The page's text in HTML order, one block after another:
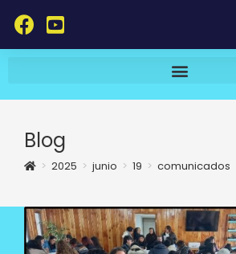
Blog
> 2025 > junio > 19 > comunicados